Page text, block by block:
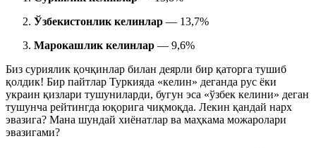
Ўзбекистонлик келинлар — 13,7%
Марокашлик келинлар — 9,6%
Биз суриялик қочқинлар билан деярли бир қаторга тушиб
қолдик! Бир пайтлар Туркияда «келин» деганда рус ёки
украин қизлари тушуниларди, бугун эса «ўзбек келини» деган
тушунча рейтингда юқорига чиқмоқда. Лекин қандай нарх
эвазига? Мана шундай хиёнатлар ва маҳкама можаролари
эвазигами?